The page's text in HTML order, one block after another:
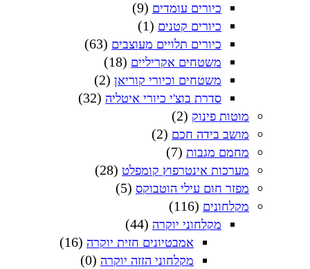
כיורים עומדים (9)
כיורים קטנים (1)
כיורים תלויים מעוצבים (63)
משטחים אקריליים (18)
משטחים וכיורי קוריאן (2)
סדרת בוצ'י כיורי איטליה (32)
מוטות פינוק (2)
מושב בידה חכם (2)
מחמם מגבות (7)
מערכות אינטרפוץ קומפלט (28)
מפזר חום עילי הוטבוקס (5)
מקלחונים (116)
מקלחוני יוקרה (44)
אמבטיונים חזית יוקרה (16)
מקלחוני הזזה יוקרה (0)